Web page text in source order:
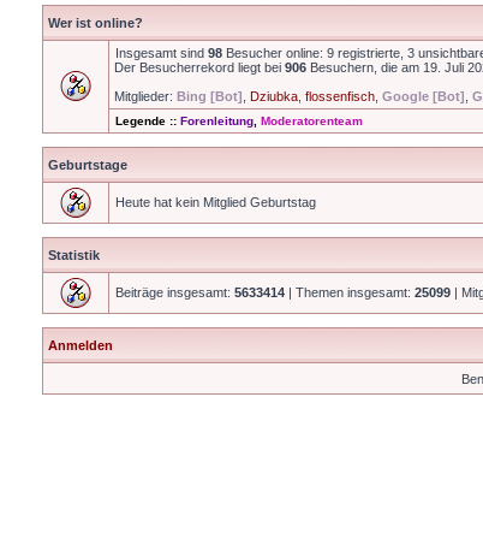
Wer ist online?
Insgesamt sind 98 Besucher online: 9 registrierte, 3
Der Besucherrekord liegt bei 906 Besuchern, die am 19. Juli
Mitglieder: Bing [Bot] Dziubka flossenfisch Google [Bot]
Legende :: Forenleitung Moderatorenteam
Geburtstage
Heute hat kein Mitglied Geburtstag
Statistik
Beiträge insgesamt: 5633414 | Themen insgesamt: 25099 |
Anmelden